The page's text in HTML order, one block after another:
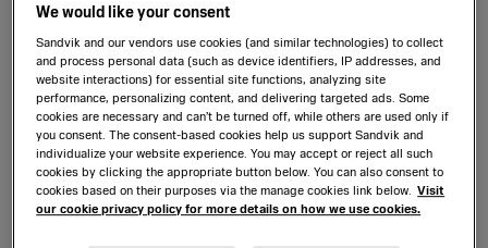
Vårt engagemang för mänskliga
rättigheter och rättvisa arbetsvillkor
bekräftas i både vår uppförandekod samt
uppförandekod för leverantörer. Dessa
vägledande dokument stöds av viktiga
internationella ramverk, bland annat den
allmänna förklaringen om de mänskliga
We would like your consent
Sandvik and our vendors use cookies (and similar technologies) to collect
and process personal data (such as device identifiers, IP addresses, and
website interactions) for essential site functions, analyzing site
performance, personalizing content, and delivering targeted ads. Some
cookies are necessary and can’t be turned off, while others are used only if
you consent. The consent-based cookies help us support Sandvik and
individualize your website experience. You may accept or reject all such
cookies by clicking the appropriate button below. You can also consent to
cookies based on their purposes via the manage cookies link below. Visit
our cookie privacy policy for more details on how we use cookies.